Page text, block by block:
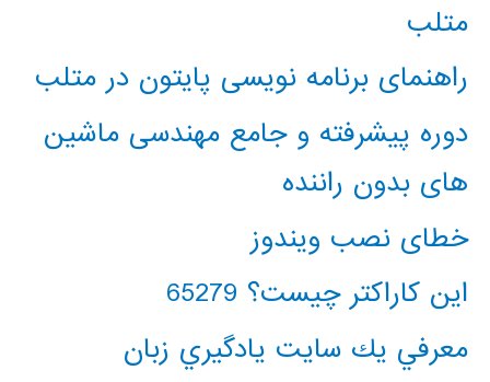
متلب
راهنمای برنامه نویسی پایتون در متلب
دوره پیشرفته و جامع مهندسی ماشین
های بدون راننده
خطای نصب ویندوز
این کاراکتر چیست؟ 65279
معرفي يك سايت يادگيري زبان